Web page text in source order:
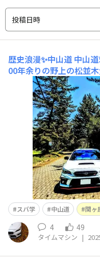
投稿日時
歴史浪漫✨中山道 中山
00年余りの野上の松並
線の安全を静かに見守
条大橋〜日本橋」江戸
新幹線を活用すると3時
道険しい道斜度11°歴史
スバ学 中山道 関ヶ
4 49
タイムマシン |